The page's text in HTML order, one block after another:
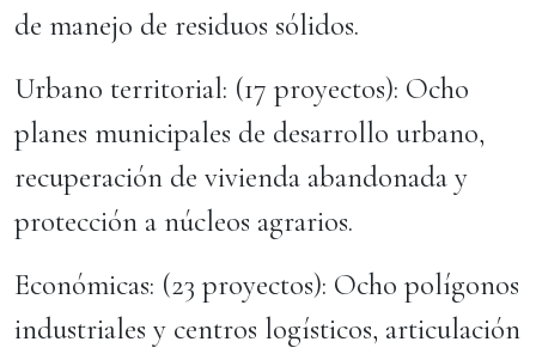
de manejo de residuos sólidos.
Urbano territorial: (17 proyectos): Ocho
planes municipales de desarrollo urbano,
recuperación de vivienda abandonada y
protección a núcleos agrarios.
Económicas: (23 proyectos): Ocho polígonos
industriales y centros logísticos, articulación